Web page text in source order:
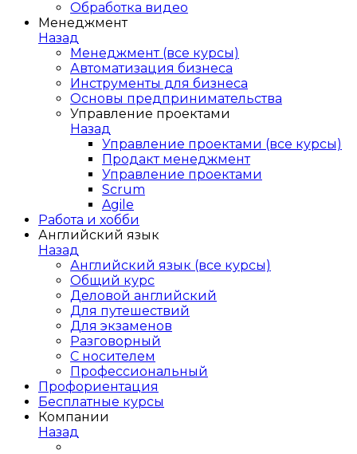
Обработка видео
Менеджмент
Назад
Менеджмент (все курсы)
Автоматизация бизнеса
Инструменты для бизнеса
Основы предпринимательства
Управление проектами
Назад
Управление проектами (все курсы)
Продакт менеджмент
Управление проектами
Scrum
Agile
Работа и хобби
Английский язык
Назад
Английский язык (все курсы)
Общий курс
Деловой английский
Для путешествий
Для экзаменов
Разговорный
С носителем
Профессиональный
Профориентация
Бесплатные курсы
Компании
Назад